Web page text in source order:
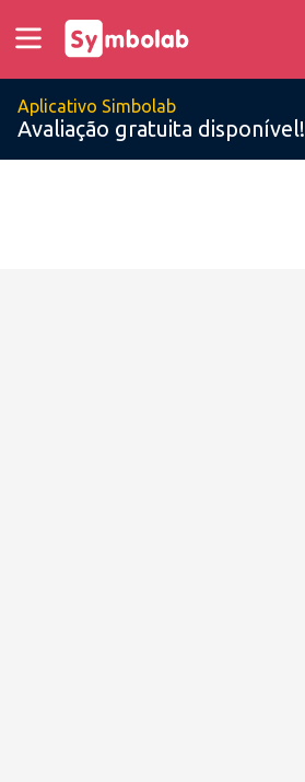
Aplicativo Simbolab
Avaliação gratuita disponível!